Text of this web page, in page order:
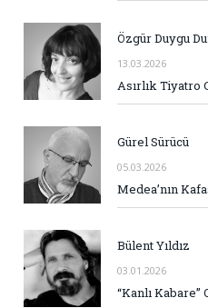
Özgür Duygu
13.03.2026
Asırlık Tiyatro
Gürel Sürücü
05.03.2026
Medea’nın
Bülent Yıldız
03.01.2026
“Kanlı Kabare”